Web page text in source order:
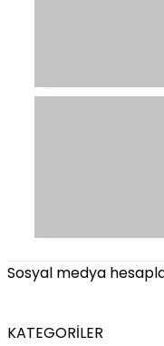
Sosyal medya
KATEGORİLER